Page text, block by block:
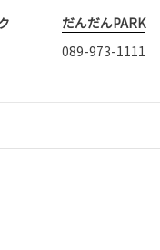
だんだんPARK
089-973-1111